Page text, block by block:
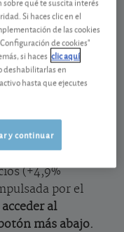
la energía y los
del 3,2% en julio
estas cifras
de la
por la caída de los
No
muy lejos del
Federal
subida aún
(+4,9%
por el
al
más abajo.
Si haces clic en el
de las cookies
de cookies"
si haces clic aquí
deshabilitarlas en
hasta que ejecutes
y continuar